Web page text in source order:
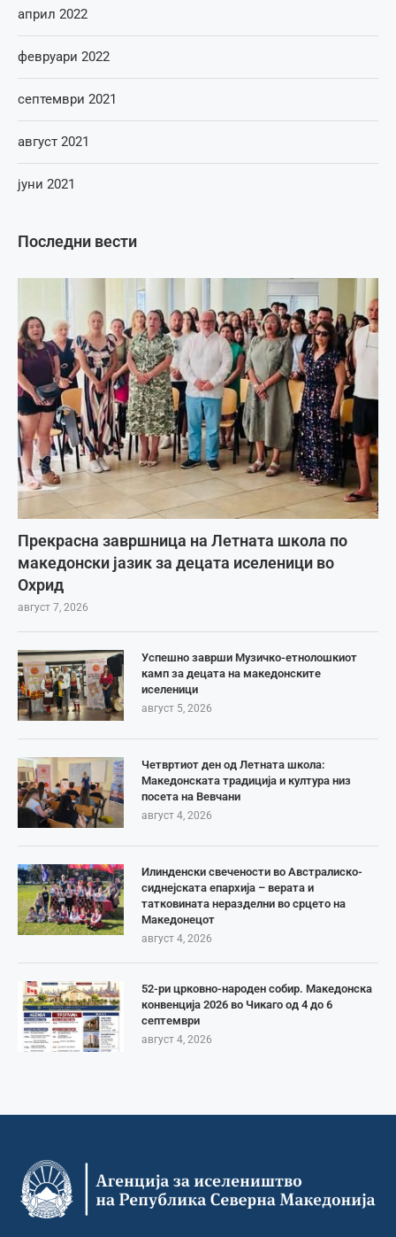
Последни вести
Прекрасна завршница на Летната школа по
македонски јазик за децата иселеници во
Охрид
август 7, 2026
Успешно заврши Музичко-етнолошкиот
камп за децата на македонските
иселеници
август 5, 2026
Четвртиот ден од Летната школа:
Македонската традиција и култура низ
посета на Вевчани
август 4, 2026
Илинденски свечености во Австралиско-
сиднејската епархија – верата и
татковината неразделни во срцето на
Македонецот
август 4, 2026
52-ри црковно-народен собир. Македонска
конвенција 2026 во Чикаго од 4 до 6
септември
август 4, 2026
април 2022
февруари 2022
септември 2021
август 2021
јуни 2021